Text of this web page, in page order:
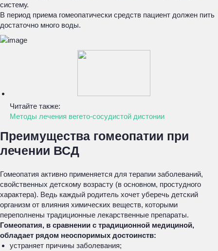
систему.
В период приема гомеопатически средств пациент должен пить
достаточно много воды.
Читайте также:
Методы лечения вегето-сосудистой дистонии
Преимущества гомеопатии при
лечении ВСД
Гомеопатия активно применяется для терапии заболеваний,
свойственных детскому возрасту (в основном, простудного
характера). Ведь каждый родитель хочет уберечь детский
организм от влияния химических веществ, которыми
переполнены традиционные лекарственные препараты.
Гомеопатия, в сравнении с традиционной медициной,
обладает рядом неоспоримых достоинств:
устраняет причины заболевания;